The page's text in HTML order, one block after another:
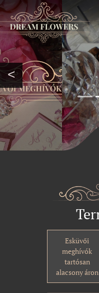
<
Esküvői
meghívók
tartósan
alacsony áron